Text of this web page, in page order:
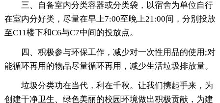
三、自备室内分类容器或分类袋，以宿舍为单位自行
在室内分好类，尽量在早上7:00至晚上21:00间，分别投放
至C11楼下和C6与C7中间的投放点。
四、积极参与环保工作，减少对一次性用品的使用;对
能循环再用的物品尽量循环再用，减少生活垃圾排放量。
垃圾分类功在当代，利在千秋。让我们携起手来，为
创建干净卫生、绿色美丽的校园环境做出积极贡献，为建